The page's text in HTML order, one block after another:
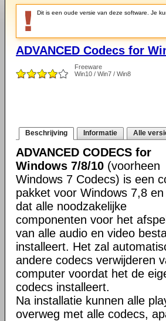
Dit is een oude versie van deze software. Je
ADVANCED Codecs for
Freeware
Win10 / Win7 / Win8
Beschrijving Informatie Alle
ADVANCED CODECS for
Windows 7/8/10 (voorheen
Windows 7 Codecs) is een
pakket voor Windows 7,8
dat alle noodzakelijke
componenten voor het
van alle audio en video
installeert. Het zal
andere codecs verwijderen
computer voordat het de
codecs installeert.
Na installatie kunnen alle
overweg met alle codecs,